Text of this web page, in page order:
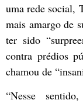
uma rede social,
mais amargo de
ter sido
contra prédios
chamou de
“Nesse